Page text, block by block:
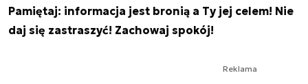
Pamiętaj: informacja jest bronią a Ty jej celem! Nie
daj się zastraszyć! Zachowaj spokój!
Reklama